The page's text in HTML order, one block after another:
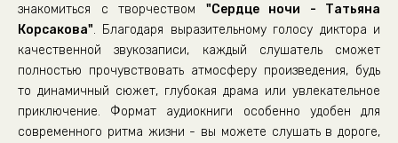
Глава 29
Глава 30
Глава 31
Глава 32
знакомиться с творчеством "Сердце ночи - Татьяна
Корсакова". Благодаря выразительному голосу диктора и
качественной звукозаписи, каждый слушатель сможет
полностью прочувствовать атмосферу произведения, будь
то динамичный сюжет, глубокая драма или увлекательное
приключение. Формат аудиокниги особенно удобен для
современного ритма жизни - вы можете слушать в дороге,